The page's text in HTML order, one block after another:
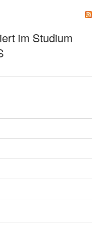
im Studium